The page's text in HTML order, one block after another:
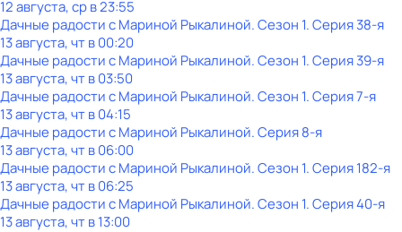
12 августа, ср в 23:55
Дачные радости с Мариной Рыкалиной. Сезон 1. Серия 38-я
13 августа, чт в 00:20
Дачные радости с Мариной Рыкалиной. Сезон 1. Серия 39-я
13 августа, чт в 03:50
Дачные радости с Мариной Рыкалиной. Сезон 1. Серия 7-я
13 августа, чт в 04:15
Дачные радости с Мариной Рыкалиной. Серия 8-я
13 августа, чт в 06:00
Дачные радости с Мариной Рыкалиной. Сезон 1. Серия 182-я
13 августа, чт в 06:25
Дачные радости с Мариной Рыкалиной. Сезон 1. Серия 40-я
13 августа, чт в 13:00